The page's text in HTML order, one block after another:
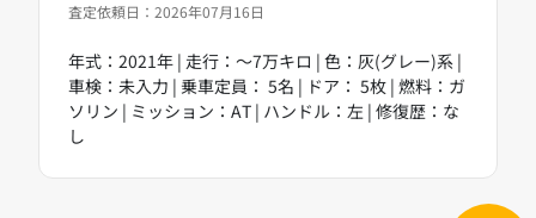
査定依頼日：2026年07月16日
年式：2021年 | 走行：～7万キロ | 色：灰(グレー)系 |
車検：未入力 | 乗車定員： 5名 | ドア： 5枚 | 燃料：ガ
ソリン | ミッション：AT | ハンドル：左 | 修復歴：な
し